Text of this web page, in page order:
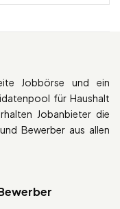
Jobbörse und ein
für Haushalt
Jobanbieter die
Bewerber aus allen